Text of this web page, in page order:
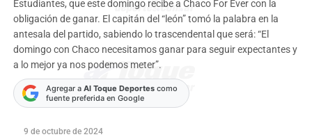
Estudiantes, que este domingo recibe a Chaco For Ever con la
obligación de ganar. El capitán del “león” tomó la palabra en la
antesala del partido, sabiendo lo trascendental que será: “El
domingo con Chaco necesitamos ganar para seguir expectantes y
a lo mejor ya nos podemos meter”.
Agregar a Al Toque Deportescomo
fuente preferida en Google
9 de octubre de 2024